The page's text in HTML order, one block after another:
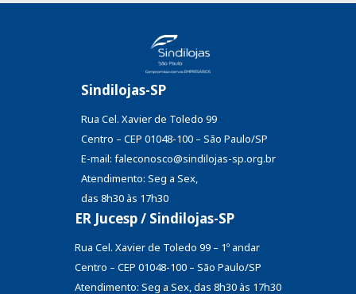
Sindilojas-SP
Rua Cel. Xavier de Toledo 99
Centro – CEP 01048-100 – São Paulo/SP
E-mail: faleconosco@sindilojas-sp.org.br
Atendimento: Seg a Sex,
das 8h30 às 17h30
ER Jucesp / Sindilojas-SP
Rua Cel. Xavier de Toledo 99 – 1º andar
Centro – CEP 01048-100 – São Paulo/SP
Atendimento: Seg a Sex, das 8h30 às 17h30